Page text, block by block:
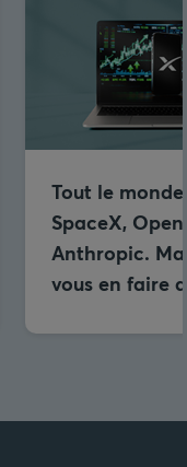
Tout le
SpaceX,
Anthropic.
vous en faire